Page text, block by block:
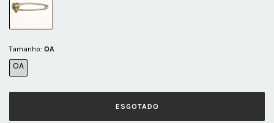
Tamanho: OA
OA